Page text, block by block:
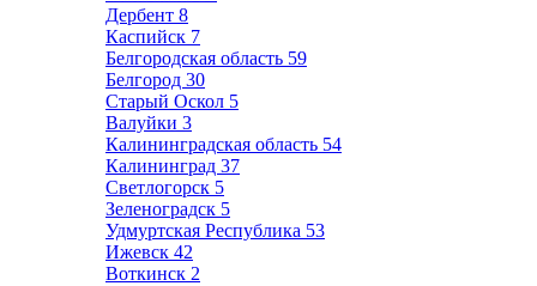
Дербент 8
Каспийск 7
Белгородская область 59
Белгород 30
Старый Оскол 5
Валуйки 3
Калининградская область 54
Калининград 37
Светлогорск 5
Зеленоградск 5
Удмуртская Республика 53
Ижевск 42
Воткинск 2